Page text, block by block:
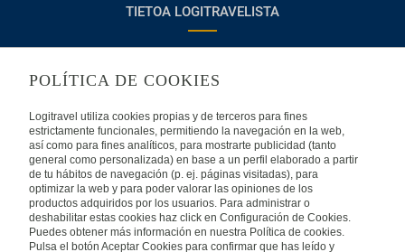
TIETOA LOGITRAVELISTA
Oikeudellinen huomautus Yleiset valmismatkaehdot
Evästekäytäntömme
MUISSA MAISSA
POLÍTICA DE COOKIES
Logitravel utiliza cookies propias y de terceros para fines
estrictamente funcionales, permitiendo la navegación en la web,
así como para fines analíticos, para mostrarte publicidad (tanto
general como personalizada) en base a un perfil elaborado a partir
de tu hábitos de navegación (p. ej. páginas visitadas), para
optimizar la web y para poder valorar las opiniones de los
productos adquiridos por los usuarios. Para administrar o
deshabilitar estas cookies haz click en Configuración de Cookies.
Puedes obtener más información en nuestra Política de cookies.
Pulsa el botón Aceptar Cookies para confirmar que has leído y